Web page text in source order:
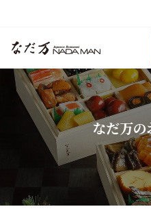
content
なだ万の